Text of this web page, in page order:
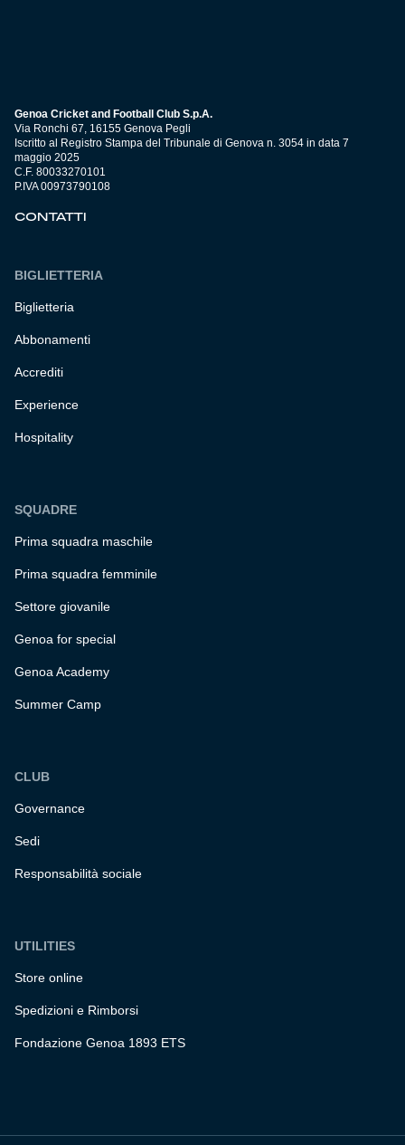
Genoa Cricket and Football Club S.p.A.
Via Ronchi 67, 16155 Genova Pegli
Iscritto al Registro Stampa del Tribunale di Genova n. 3054 in data 7
maggio 2025
C.F. 80033270101
P.IVA 00973790108
CONTATTI
BIGLIETTERIA
Biglietteria
Abbonamenti
Accrediti
Experience
Hospitality
SQUADRE
Prima squadra maschile
Prima squadra femminile
Settore giovanile
Genoa for special
Genoa Academy
Summer Camp
CLUB
Governance
Sedi
Responsabilità sociale
UTILITIES
Store online
Spedizioni e Rimborsi
Fondazione Genoa 1893 ETS